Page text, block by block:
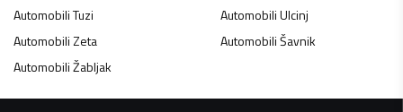
AutomobiliTuzi AutomobiliUlcinj
AutomobiliZeta AutomobiliŠavnik
AutomobiliŽabljak